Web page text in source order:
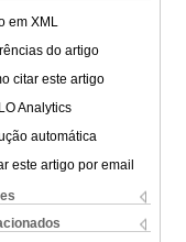
em XML
do artigo
citar este artigo
Analytics
automática
este artigo por email